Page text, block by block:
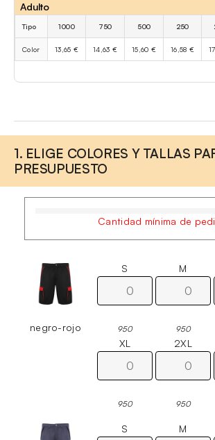
Adulto
Tipo 1000 750 500 250
Color 13,65 € 14,63 € 15,60 € 16,58 €
1. ELIGE COLORES Y TALLAS
PRESUPUESTO
Cantidad mínima de
negro-rojo
S
950
M
950
XL
950
2XL
950
S M